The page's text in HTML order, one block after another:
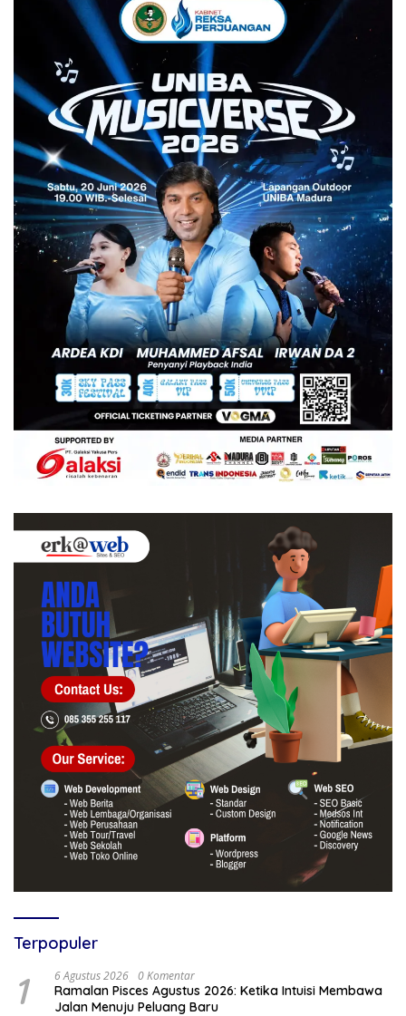
Terpopuler
1 6 Agustus 2026 0 Komentar
Ramalan Pisces Agustus 2026: Ketika Intuisi Membawa
Jalan Menuju Peluang Baru